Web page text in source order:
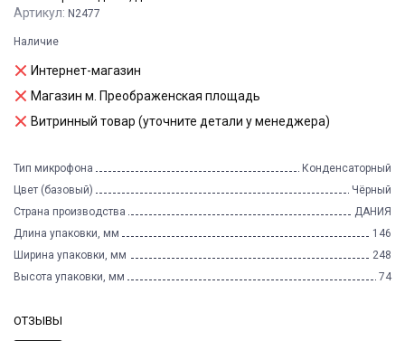
Артикул: N2477
Наличие
Интернет-магазин
Магазин м. Преображенская площадь
Витринный товар (уточните детали у менеджера)
Тип микрофона
Конденсаторный
Цвет (базовый)
Чёрный
Страна производства
ДАНИЯ
Длина упаковки, мм
146
Ширина упаковки, мм
248
Высота упаковки, мм
74
ОТЗЫВЫ